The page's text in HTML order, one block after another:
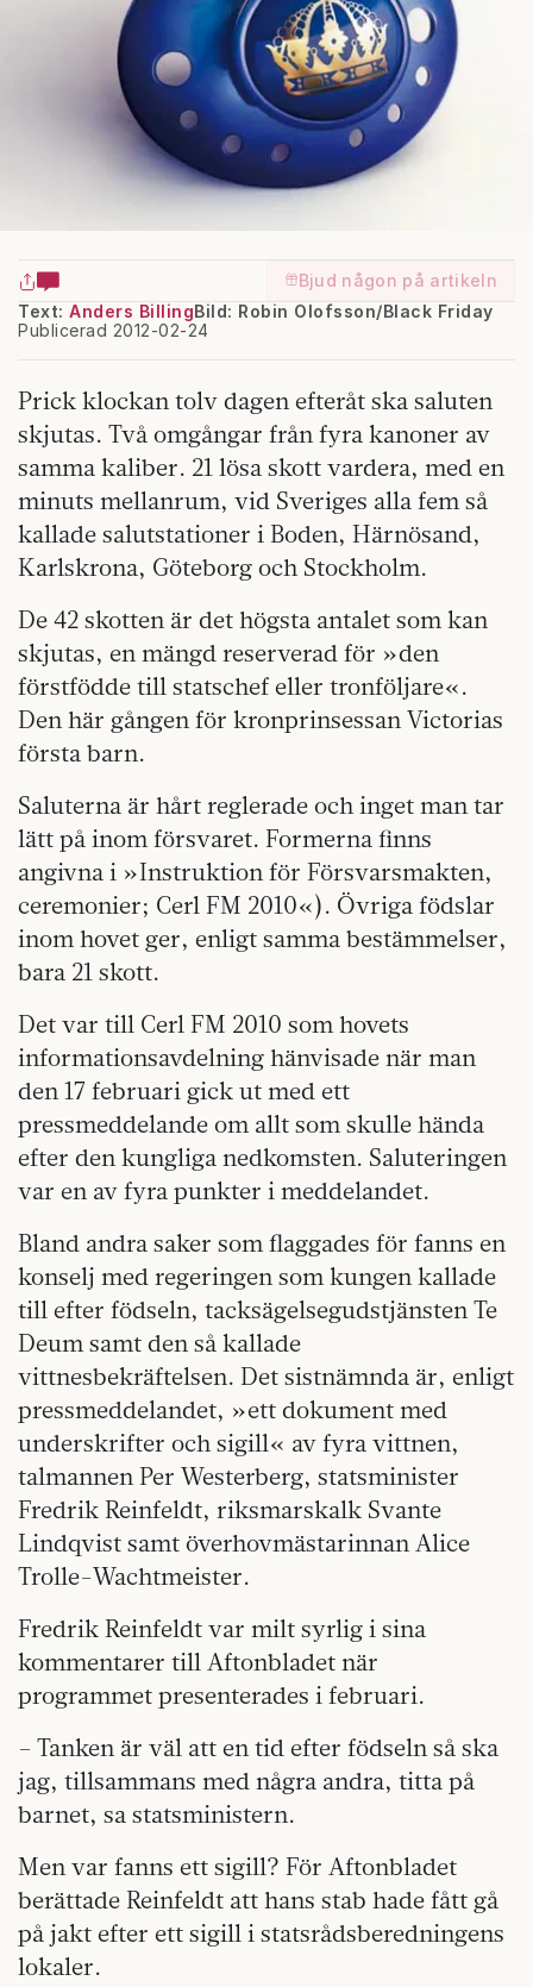
Bjud någon på artikeln
Text: Anders Billing
Publicerad 2012-02-24
Bild: Robin Olofsson/Black Friday
Prick klockan tolv dagen efteråt ska saluten
skjutas. Två omgångar från fyra kanoner av
samma kaliber. 21 lösa skott vardera, med en
minuts mellanrum, vid Sveriges alla fem så
kallade salutstationer i Boden, Härnösand,
Karlskrona, Göteborg och Stockholm.
De 42 skotten är det högsta antalet som kan
skjutas, en mängd reserverad för »den
förstfödde till statschef eller tronföljare«.
Den här gången för kronprinsessan Victorias
första barn.
Saluterna är hårt reglerade och inget man tar
lätt på inom försvaret. Formerna finns
angivna i »Instruktion för Försvarsmakten,
ceremonier; Cerl FM 2010«). Övriga födslar
inom hovet ger, enligt samma bestämmelser,
bara 21 skott.
Det var till Cerl FM 2010 som hovets
informationsavdelning hänvisade när man
den 17 februari gick ut med ett
pressmeddelande om allt som skulle hända
efter den kungliga nedkomsten. Saluteringen
var en av fyra punkter i meddelandet.
Bland andra saker som flaggades för fanns en
konselj med regeringen som kungen kallade
till efter födseln, tacksägelsegudstjänsten Te
Deum samt den så kallade
vittnesbekräftelsen. Det sistnämnda är, enligt
pressmeddelandet, »ett dokument med
underskrifter och sigill« av fyra vittnen,
talmannen Per Westerberg, statsminister
Fredrik Reinfeldt, riksmarskalk Svante
Lindqvist samt överhovmästarinnan Alice
Trolle-Wachtmeister.
Fredrik Reinfeldt var milt syrlig i sina
kommentarer till Aftonbladet när
programmet presenterades i februari.
– Tanken är väl att en tid efter födseln så ska
jag, tillsammans med några andra, titta på
barnet, sa statsministern.
Men var fanns ett sigill? För Aftonbladet
berättade Reinfeldt att hans stab hade fått gå
på jakt efter ett sigill i statsrådsberedningens
lokaler.